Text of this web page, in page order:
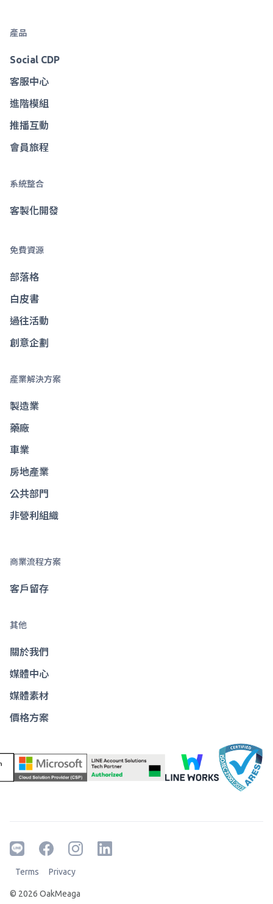
產品
Social CDP
客服中心
進階模組
推播互動
會員旅程
系統整合
客製化開發
免費資源
部落格
白皮書
過往活動
創意企劃
產業解決方案
製造業
藥廠
車業
房地產業
公共部門
非營利組織
商業流程方案
客戶留存
其他
關於我們
媒體中心
媒體素材
價格方案
© 2026 OakMeaga
Terms Privacy